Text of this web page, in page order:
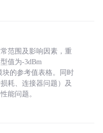
范围及影响因素，重
值为-3dBm
块的参考值表格。同时
耗、连接器问题）及
能问题。